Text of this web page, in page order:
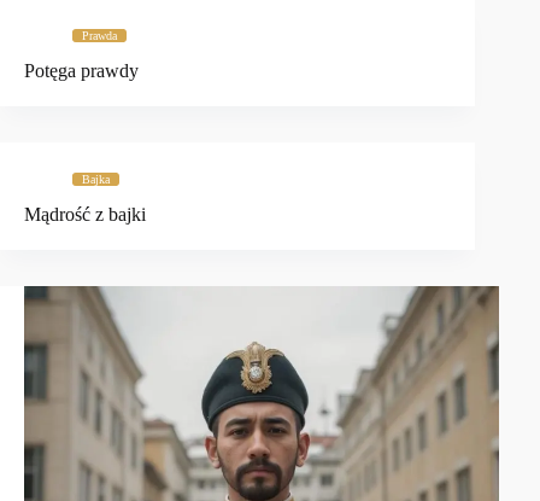
Prawda
Potęga prawdy
Bajka
Mądrość z bajki